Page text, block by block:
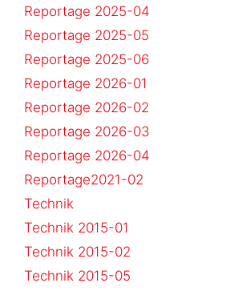
Reportage 2025-04
Reportage 2025-05
Reportage 2025-06
Reportage 2026-01
Reportage 2026-02
Reportage 2026-03
Reportage 2026-04
Reportage2021-02
Technik
Technik 2015-01
Technik 2015-02
Technik 2015-05